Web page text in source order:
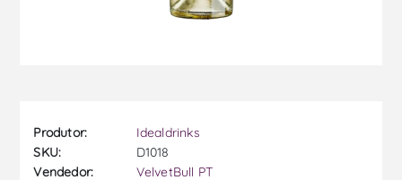
Produtor:
Idealdrinks
SKU:
D1018
Vendedor:
VelvetBull PT